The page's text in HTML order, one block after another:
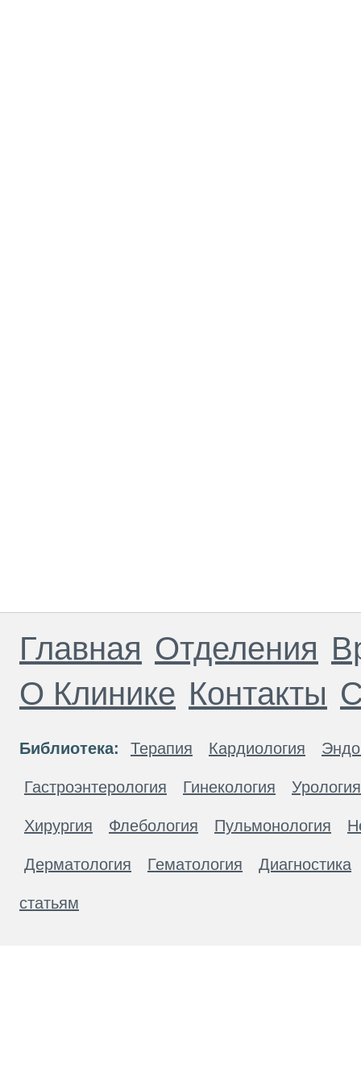
Главная Отделения
О Клинике Контакты
Библиотека: Терапия Кардиология
Гастроэнтерология Гинекология Урология
Хирургия Флебология Пульмонология
Дерматология Гематология Диагностика
статьям